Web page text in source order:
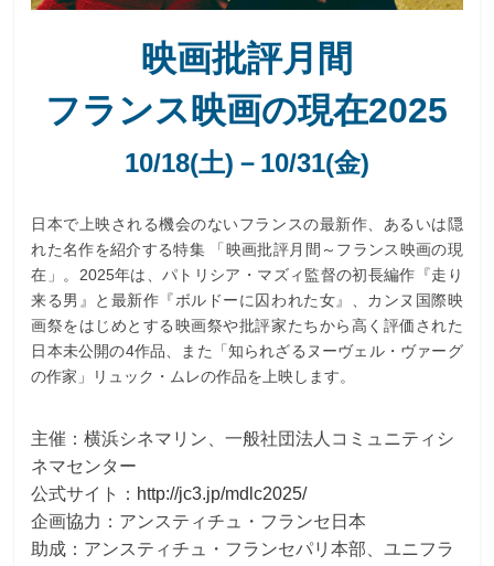
映画批評月間
フランス映画の現在2025
10/18(土)－10/31(金)
日本で上映される機会のないフランスの最新作、あるいは隠
れた名作を紹介する特集 「映画批評月間～フランス映画の現
在」。2025年は、パトリシア・マズィ監督の初長編作『走り
来る男』と最新作『ボルドーに囚われた女』、カンヌ国際映
画祭をはじめとする映画祭や批評家たちから高く評価された
日本未公開の4作品、また「知られざるヌーヴェル・ヴァーグ
の作家」リュック・ムレの作品を上映します。
主催：横浜シネマリン、一般社団法人コミュニティシ
ネマセンター
公式サイト： http://jc3.jp/mdlc2025/
企画協力：アンスティチュ・フランセ日本
助成：アンスティチュ・フランセパリ本部、ユニフラ